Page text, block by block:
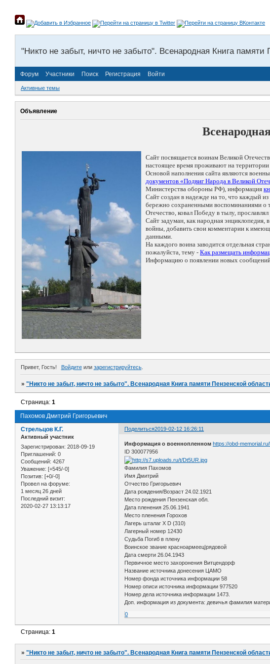
"Никто не забыт, ничто не забыто". Всенародная Книга памяти
Форум Участники Поиск Регистрация Войти
Активные темы
Объявление
Сайт посвящается воинам Великой
настоящее время проживают на
Основой наполнения сайта являются
документов «Подвиг Народа в Великой
Министерства обороны РФ), информация
Сайт создан в надежде на то, что каждый
бережно сохраненными воспоминаниями о
Отечество, ковал Победу в тылу,
Сайт задуман, как народная
войны, добавить свои комментарии к
данными.
На каждого воина заводится отдельная
пожалуйста, тему - Как размещать
Информацию о появлении новых сообщений
Привет, Гость! Войдитеили зарегистрируйтесь.
»"Никто не забыт, ничто не забыто". Всенародная Книга памяти Пензенской
Пахомов Дмитрий Григорьевич
Страница:1
Поделиться2019-02-12 16:26:11
Стрельцов К.Г.
Активный участник
Зарегистрирован: 2018-09-19
Приглашений: 0
Сообщений: 4267
Уважение: [+545/-0]
Позитив: [+0/-0]
Провел на форуме:
1 месяц 26 дней
Последний визит:
2020-02-27 13:13:17
Информация о военнопленном https://obd-
ID 300077956
Фамилия Пахомов
Имя Дмитрий
Отчество Григорьевич
Дата рождения/Возраст 24.02.1921
Место рождения Пензенская обл.
Дата пленения 25.06.1941
Место пленения Горохов
Лагерь шталаг X D (310)
Лагерный номер 12430
Судьба Погиб в плену
Воинское звание красноармеец|рядовой
Дата смерти 26.04.1943
Первичное место захоронения Витцендорф
Название источника донесения ЦАМО
Номер фонда источника информации 58
Номер описи источника информации 977520
Номер дела источника информации 1473.
Доп. информация из документа: девичья фамилия
0
Страница:1
»"Никто не забыт, ничто не забыто". Всенародная Книга памяти Пензенской